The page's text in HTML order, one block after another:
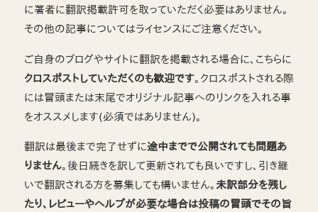
に著者に翻訳掲載許可を取っていただく必要はありません。
その他の記事についてはライセンスにご注意ください。
ご自身のブログやサイトに翻訳を掲載される場合に、こちらに
クロスポストしていただくのも歓迎です。クロスポストされる際
には冒頭または末尾でオリジナル記事へのリンクを入れる事
をオススメします(必須ではありません)。
翻訳は最後まで完了せずに途中までで公開されても問題あ
りません。後日続きを訳して更新されても良いですし、引き継
いで翻訳される方を募集しても構いません。 未訳部分を残し
たり、レビューやヘルプが必要な場合は投稿の冒頭でその旨